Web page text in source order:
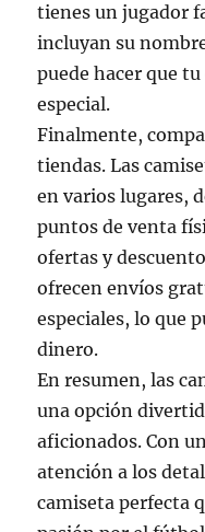
tienes un jugador
incluyan su
puede hacer que
especial.
Finalmente,
tiendas. Las
en varios lugares,
puntos de venta
ofertas y
ofrecen envíos
especiales, lo que
dinero.
En resumen, las
una opción
aficionados. Con
atención a los
camiseta perfecta